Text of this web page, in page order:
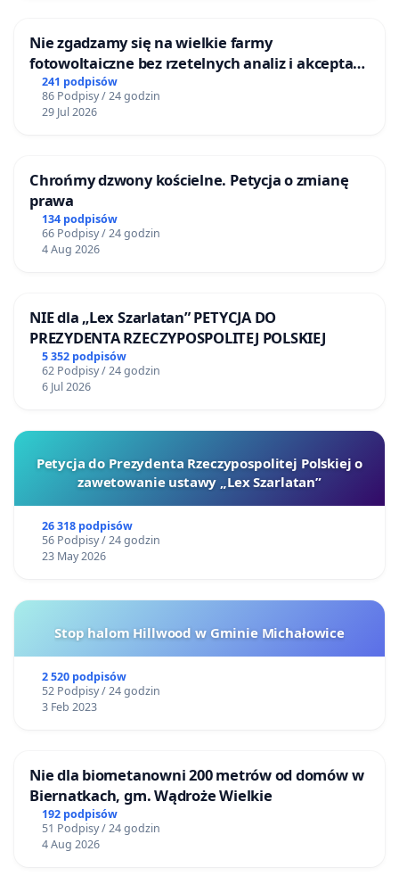
Nie zgadzamy się na wielkie farmy
fotowoltaiczne bez rzetelnych analiz i akceptacji
mieszkańców
241 podpisów
86 Podpisy / 24 godzin
29 Jul 2026
Chrońmy dzwony kościelne. Petycja o zmianę
prawa
134 podpisów
66 Podpisy / 24 godzin
4 Aug 2026
NIE dla „Lex Szarlatan” PETYCJA DO
PREZYDENTA RZECZYPOSPOLITEJ POLSKIEJ
5 352 podpisów
62 Podpisy / 24 godzin
6 Jul 2026
Petycja do Prezydenta Rzeczypospolitej Polskiej o
zawetowanie ustawy „Lex Szarlatan”
26 318 podpisów
56 Podpisy / 24 godzin
23 May 2026
Stop halom Hillwood w Gminie Michałowice
2 520 podpisów
52 Podpisy / 24 godzin
3 Feb 2023
Nie dla biometanowni 200 metrów od domów w
Biernatkach, gm. Wądroże Wielkie
192 podpisów
51 Podpisy / 24 godzin
4 Aug 2026